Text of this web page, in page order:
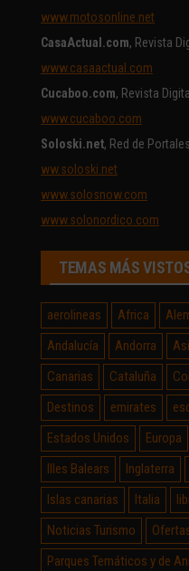
www.motosonline.net
CasaActual.com, Revista
www.casaactual.com
Cucaboo.com, Revista
www.cucaboo.com
Soloski.net, Red de
ww.soloski.net
www.solosnow.com
www.solonordico.com
TEMAS MÁS
aerolineas Africa
Andalucía
Andorra
Canarias
Cataluña
Destinos
emirates
Estados Unidos
Europa
Illes Balears
Inglaterra
Islas canarias
Italia
Noticias Turismo
Parques Temáticos y de